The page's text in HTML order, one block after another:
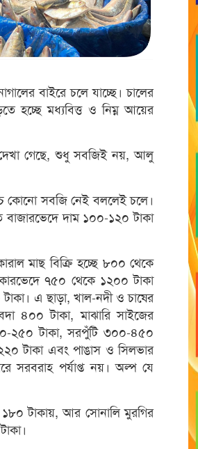
বাইরে চলে যাচ্ছে। চালের
হচ্ছে মধ্যবিত্ত ও নিম্ন আয়ের
দেখা গেছে, শুধু সবজিই নয়, আলু
কোনো সবজি নেই বললেই চলে।
বাজারভেদে দাম ১০০-১২০ টাকা
মাছ বিক্রি হচ্ছে ৮০০ থেকে
৭৫০ থেকে ১২০০ টাকা
এ ছাড়া, খাল-নদী ও চাষের
৪০০ টাকা, মাঝারি সাইজের
২৫০ টাকা, সরপুঁটি ৩০০-৪৫০
টাকা এবং পাঙাস ও সিলভার
সরবরাহ পর্যাপ্ত নয়। অল্প যে
১৮০ টাকায়, আর সোনালি মুরগির